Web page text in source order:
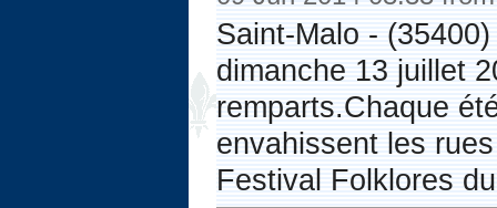
Saint-Malo -
dimanche 13 juillet
remparts.Chaque
envahissent les
Festival Folklores